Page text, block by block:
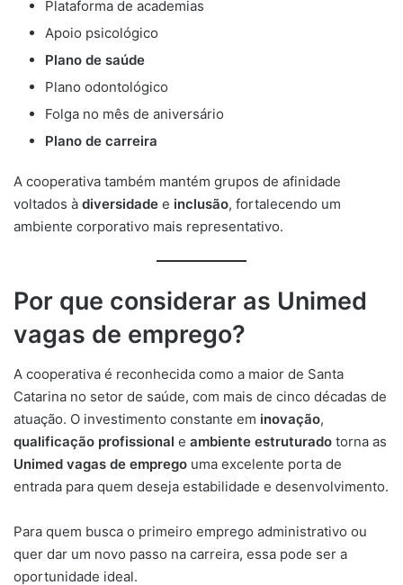
Plataforma de academias
Apoio psicológico
Plano de saúde
Plano odontológico
Folga no mês de aniversário
Plano de carreira
A cooperativa também mantém grupos de afinidade
voltados à diversidade e inclusão, fortalecendo um
ambiente corporativo mais representativo.
Por que considerar as Unimed
vagas de emprego?
A cooperativa é reconhecida como a maior de Santa
Catarina no setor de saúde, com mais de cinco décadas de
atuação. O investimento constante em inovação,
qualificação profissional e ambiente estruturado torna as
Unimed vagas de emprego uma excelente porta de
entrada para quem deseja estabilidade e desenvolvimento.
Para quem busca o primeiro emprego administrativo ou
quer dar um novo passo na carreira, essa pode ser a
oportunidade ideal.